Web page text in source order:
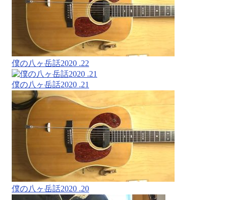
僕の八ヶ岳話2020 .22
僕の八ヶ岳話2020 .21
僕の八ヶ岳話2020 .20